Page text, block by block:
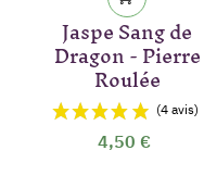
Jaspe Sang de
Dragon - Pierre
Roulée
4,50 €